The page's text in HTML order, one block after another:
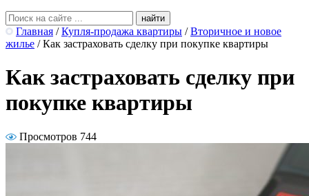
Главная / Купля-продажа квартиры / Вторичное и новое
жилье / Как застраховать сделку при покупке квартиры
Как застраховать сделку при
покупке квартиры
Просмотров 744